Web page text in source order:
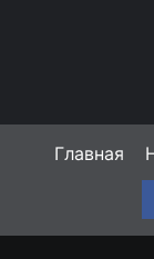
Главная